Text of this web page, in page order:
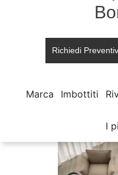
Richiedi
Marca Imbottiti
I